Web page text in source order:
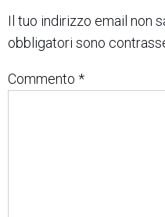
Il tuo indirizzo email non
obbligatori sono
Commento *